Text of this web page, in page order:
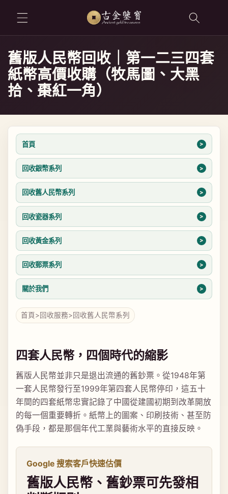
跳至內容
舊版人民幣回收｜第一二三四套
紙幣高價收購（牧馬圖、大黑
拾、棗紅一角）
首頁
回收銀幣系列
回收舊人民幣系列
回收瓷器系列
回收黃金系列
回收郵票系列
關於我們
首頁>回收服務>回收舊人民幣系列
四套人民幣，四個時代的縮影
舊版人民幣並非只是退出流通的舊鈔票。從1948年第
一套人民幣發行至1999年第四套人民幣停印，這五十
年間的四套紙幣忠實記錄了中國從建國初期到改革開放
的每一個重要轉折。紙幣上的圖案、印刷技術、甚至防
偽手段，都是那個年代工業與藝術水平的直接反映。
Google 搜索客戶快速估價
舊版人民幣、舊鈔票可先發相